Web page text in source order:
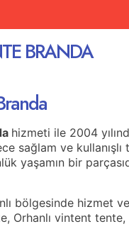
BRANDA
hizmeti ile 2004
sağlam ve
yaşamın bir
bölgesinde hizmet
Orhanlı vintent